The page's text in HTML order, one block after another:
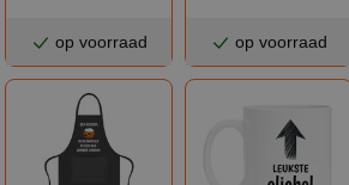
op voorraad op voorraad